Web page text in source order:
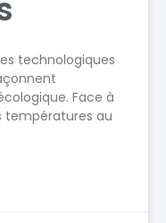
technologiques
Face à
températures au